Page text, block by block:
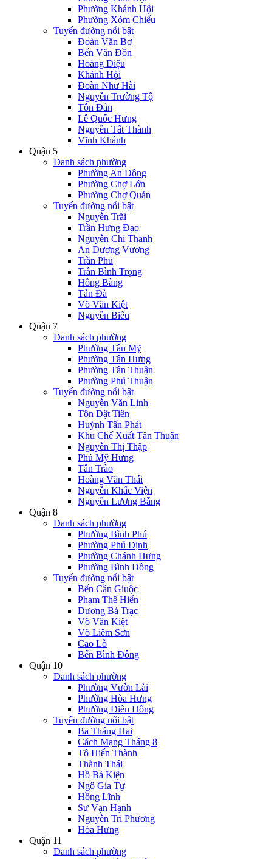
Phường Khánh Hội
Phường Xóm Chiếu
Tuyến đường nổi bật
Đoàn Văn Bơ
Bến Vân Đồn
Hoàng Diệu
Khánh Hội
Đoàn Như Hài
Nguyễn Trường Tộ
Tôn Đản
Lê Quốc Hưng
Nguyễn Tất Thành
Vĩnh Khánh
Quận 5
Danh sách phường
Phường An Đông
Phường Chợ Lớn
Phường Chợ Quán
Tuyến đường nổi bật
Nguyễn Trãi
Trần Hưng Đạo
Nguyễn Chí Thanh
An Dương Vương
Trần Phú
Trần Bình Trọng
Hồng Bàng
Tản Đà
Võ Văn Kiệt
Nguyễn Biểu
Quận 7
Danh sách phường
Phường Tân Mỹ
Phường Tân Hưng
Phường Tân Thuận
Phường Phú Thuận
Tuyến đường nổi bật
Nguyễn Văn Linh
Tôn Dật Tiên
Huỳnh Tấn Phát
Khu Chế Xuất Tân Thuận
Nguyễn Thị Thập
Phú Mỹ Hưng
Tân Trào
Hoàng Văn Thái
Nguyễn Khắc Viện
Nguyễn Lương Bằng
Quận 8
Danh sách phường
Phường Bình Phú
Phường Phú Định
Phường Chánh Hưng
Phường Bình Đông
Tuyến đường nổi bật
Bến Cần Giuộc
Phạm Thế Hiển
Dương Bá Trạc
Võ Văn Kiệt
Võ Liêm Sơn
Cao Lỗ
Bến Bình Đông
Quận 10
Danh sách phường
Phường Vườn Lài
Phường Hòa Hưng
Phường Diên Hồng
Tuyến đường nổi bật
Ba Tháng Hai
Cách Mạng Tháng 8
Tô Hiến Thành
Thành Thái
Hồ Bá Kiện
Ngô Gia Tự
Hồng Lĩnh
Sư Vạn Hạnh
Nguyễn Tri Phương
Hòa Hưng
Quận 11
Danh sách phường